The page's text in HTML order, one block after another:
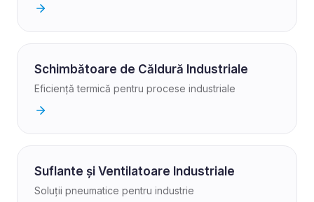
Schimbătoare de Căldură Industriale
Eficiență termică pentru procese industriale
Suflante și Ventilatoare Industriale
Soluții pneumatice pentru industrie